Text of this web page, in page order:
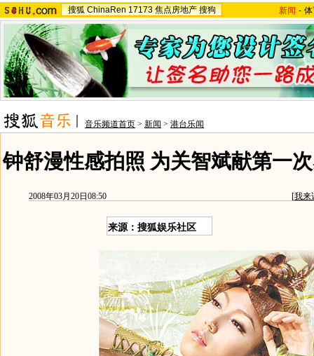
搜狐 ChinaRen 17173 焦点房地产 搜狗 新闻 -
音乐频道首页 > 新闻 > 港台乐闻
钟舒漫性感拍照 为关智斌献第一
2008年03月20日08:50 [我来
来源：搜狐娱乐社区